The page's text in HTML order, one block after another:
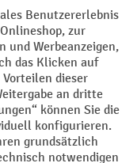
Privacy Settings